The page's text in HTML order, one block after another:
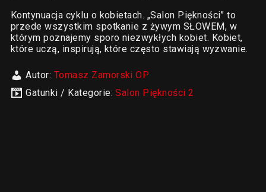
Kontynuacja cyklu o kobietach. „Salon Piękności” to
przede wszystkim spotkanie z żywym SŁOWEM, w
którym poznajemy sporo niezwykłych kobiet. Kobiet,
które uczą, inspirują, które często stawiają wyzwanie.
Autor: Tomasz Zamorski OP
Gatunki / Kategorie:Salon Piękności 2